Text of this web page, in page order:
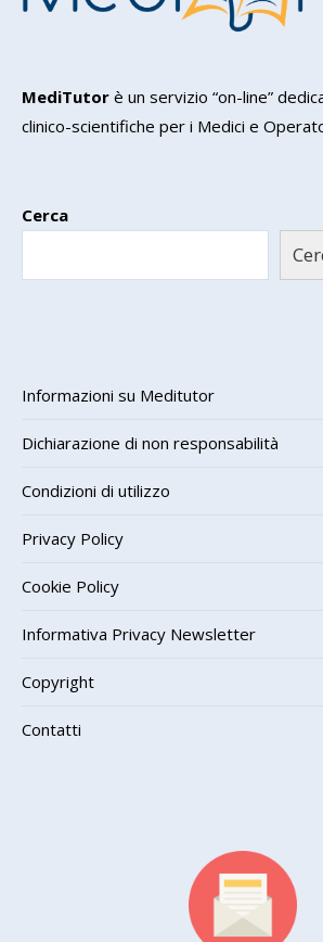
MediTutor è un servizio “on-line”
clinico-scientifiche per i Medici e
Cerca
Informazioni su Meditutor
Dichiarazione di non responsabilità
Condizioni di utilizzo
Privacy Policy
Cookie Policy
Informativa Privacy Newsletter
Copyright
Contatti